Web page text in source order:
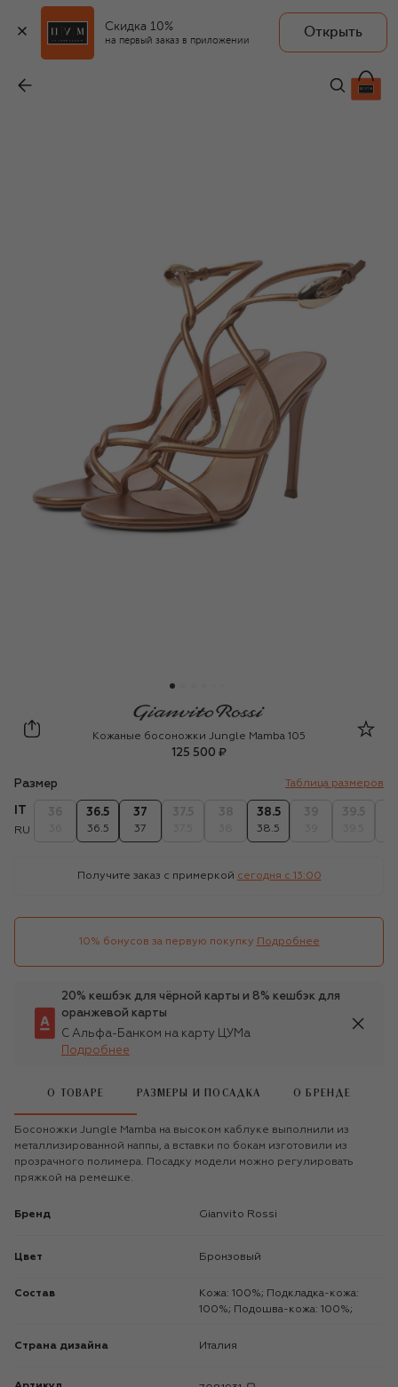
Скидка 10%
на первый заказ в приложении
Открыть
125 500 ₽
Gianvito Rossi
Кожаные босоножки Jungle Mamba 105
125 500 ₽
Размер Таблица размеров
RU
36.5
36.5
37
37
38.5
38.5
Получите заказ с примеркой сегодня c 13:00
10% бонусов за первую покупку Подробнее
20% кешбэк для чёрной карты и 8% кешбэк для
оранжевой карты
С Альфа-Банком на карту ЦУМа
Подробнее
О ТОВАРЕ РАЗМЕРЫ И ПОСАДКА О БРЕНДЕ
Босоножки Jungle Mamba на высоком каблуке выполнили из
металлизированной наппы, а вставки по бокам изготовили из
прозрачного полимера. Посадку модели можно регулировать
пряжкой на ремешке.
Бренд Gianvito Rossi
Цвет Бронзовый
Состав
Кожа: 100%; Подкладка-кожа:
100%; Подошва-кожа: 100%;
Страна дизайна Италия